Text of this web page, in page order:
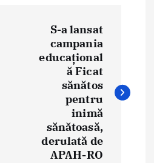
S-a lansat
campania
educațional
ă Ficat
sănătos
pentru
inimă
sănătoasă,
derulată de
APAH-RO